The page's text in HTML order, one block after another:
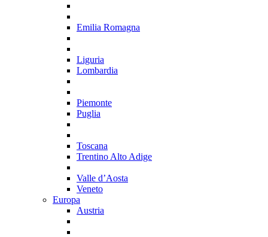
Emilia Romagna
Liguria
Lombardia
Piemonte
Puglia
Toscana
Trentino Alto Adige
Valle d’Aosta
Veneto
Europa
Austria